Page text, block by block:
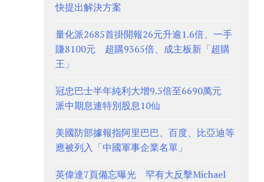
快提出解決方案
量化派2685首掛開報26元升逾1.6倍、一手
賺8100元 超購9365倍、成主板新「超購
王」
冠忠巴士半年純利大增9.5倍至6690萬元
派中期息連特別股息10仙
美國防部據報指阿里巴巴、百度、比亞迪等
應被列入「中國軍事企業名單」
英偉達7頁備忘曝光 罕有大反擊Michael